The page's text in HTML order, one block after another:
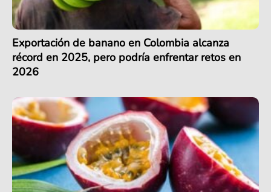
Exportación de banano en Colombia alcanza
récord en 2025, pero podría enfrentar retos en
2026